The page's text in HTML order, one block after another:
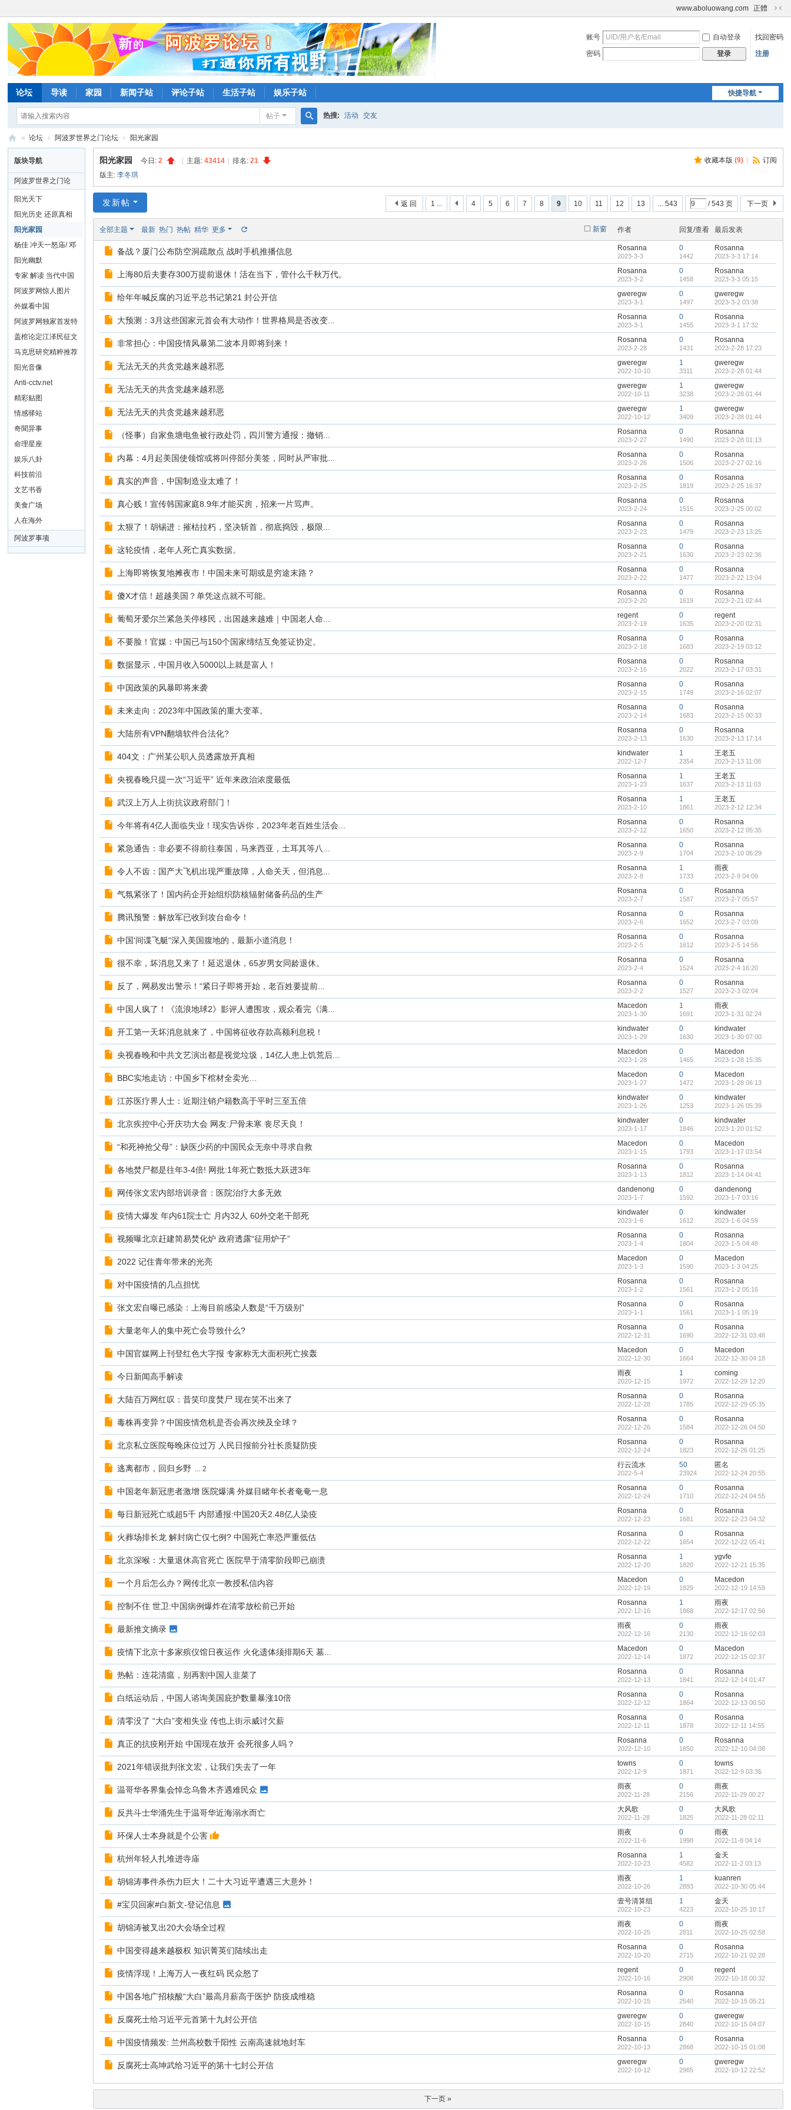
www.aboluowang.com 正體
切
到
账号 自动登录
找回密码
密码
登录 注册
快捷导航
论坛 导读 家园 新闻子站 评论子站 生活子站 娱乐子站
帖子
索
热搜: 活动 交友
波
罗
坛
» 论坛 › 阿波罗世界之门论坛 › 阳光家园
版块导航
阿波罗世界之门论
坛
阳光天下
阳光历史 还原真相
阳光家园
杨佳 冲天一怒庙/ 邓
玉娇论坛
阳光幽默
专家 解读 当代中国
阿波罗网惊人图片
外媒看中国
阿波罗网独家首发特
稿报道
盖棺论定江泽民征文
马克思研究精粹推荐
文章
阳光音像
Anti-cctv.net
精彩贴图
情感驿站
奇聞异事
命理星座
娱乐八卦
科技前沿
文艺书香
美食广场
人在海外
阿波罗事项
收藏本版 (9) 订阅
阳光家园 今日:2 主题:43414 排名:21
版主:李冬琪
1 ... 4 5 6 7 8 9 10 11 12 13 ... 543 / 543 页 下一页
返 回
发新帖
新窗
全部主题 最新 热门 热帖 精华 更多 作者 回复/查看 最后发表
备战？厦门公布防空洞疏散点 战时手机推播信息 Rosanna
2023-3-3
0
1442
Rosanna
2023-3-3 17:14
上海80后夫妻存300万提前退休！活在当下，管什么千秋万代。 Rosanna
2023-3-2
0
1458
Rosanna
2023-3-3 05:15
给年年喊反腐的习近平总书记第21 封公开信 gweregw
2023-3-1
0
1497
gweregw
2023-3-2 03:38
大预测：3月这些国家元首会有大动作！世界格局是否改变... Rosanna
2023-3-1
0
1455
Rosanna
2023-3-1 17:32
非常担心：中国疫情风暴第二波本月即将到来！ Rosanna
2023-2-28
0
1431
Rosanna
2023-2-28 17:23
无法无天的共贪党越来越邪恶 gweregw
2022-10-10
1
3311
gweregw
2023-2-28 01:44
无法无天的共贪党越来越邪恶 gweregw
2022-10-11
1
3238
gweregw
2023-2-28 01:44
无法无天的共贪党越来越邪恶 gweregw
2022-10-12
1
3409
gweregw
2023-2-28 01:44
（怪事）自家鱼塘电鱼被行政处罚，四川警方通报：撤销... Rosanna
2023-2-27
0
1490
Rosanna
2023-2-28 01:13
内幕：4月起美国使领馆或将叫停部分美签，同时从严审批... Rosanna
2023-2-26
0
1506
Rosanna
2023-2-27 02:16
真实的声音，中国制造业太难了！ Rosanna
2023-2-25
0
1819
Rosanna
2023-2-25 16:37
真心贱！宣传韩国家庭8.9年才能买房，招来一片骂声。 Rosanna
2023-2-24
0
1515
Rosanna
2023-2-25 00:02
太狠了！胡锡进：摧枯拉朽，坚决斩首，彻底捣毁，极限... Rosanna
2023-2-23
0
1479
Rosanna
2023-2-23 13:25
这轮疫情，老年人死亡真实数据。 Rosanna
2023-2-21
0
1630
Rosanna
2023-2-23 02:36
上海即将恢复地摊夜市！中国未来可期或是穷途末路？ Rosanna
2023-2-22
0
1477
Rosanna
2023-2-22 13:04
傻X才信！超越美国？单凭这点就不可能。 Rosanna
2023-2-20
0
1619
Rosanna
2023-2-21 02:44
葡萄牙爱尔兰紧急关停移民，出国越来越难｜中国老人命... regent
2023-2-19
0
1635
regent
2023-2-20 02:31
不要脸！官媒：中国已与150个国家缔结互免签证协定。 Rosanna
2023-2-18
0
1683
Rosanna
2023-2-19 03:12
数据显示，中国月收入5000以上就是富人！ Rosanna
2023-2-16
0
2022
Rosanna
2023-2-17 03:31
中国政策的风暴即将来袭 Rosanna
2023-2-15
0
1749
Rosanna
2023-2-16 02:07
未来走向：2023年中国政策的重大变革。 Rosanna
2023-2-14
0
1683
Rosanna
2023-2-15 00:33
大陆所有VPN翻墙软件合法化? Rosanna
2023-2-13
0
1630
Rosanna
2023-2-13 17:14
404文：广州某公职人员透露放开真相 kindwater
2022-12-7
1
2354
王老五
2023-2-13 11:08
央视春晚只提一次“习近平” 近年来政治浓度最低 Rosanna
2023-1-23
1
1637
王老五
2023-2-13 11:03
武汉上万人上街抗议政府部门！ Rosanna
2023-2-10
1
1861
王老五
2023-2-12 12:34
今年将有4亿人面临失业！现实告诉你，2023年老百姓生活会... Rosanna
2023-2-12
0
1650
Rosanna
2023-2-12 05:35
紧急通告：非必要不得前往泰国，马来西亚，土耳其等八... Rosanna
2023-2-9
0
1704
Rosanna
2023-2-10 06:29
令人不齿：国产大飞机出现严重故障，人命关天，但消息... Rosanna
2023-2-8
1
1733
雨夜
2023-2-9 04:09
气氛紧张了！国内药企开始组织防核辐射储备药品的生产 Rosanna
2023-2-7
0
1587
Rosanna
2023-2-7 05:57
腾讯预警：解放军已收到攻台命令！ Rosanna
2023-2-6
0
1652
Rosanna
2023-2-7 03:09
中国‘间谍飞艇“深入美国腹地的，最新小道消息！ Rosanna
2023-2-5
0
1612
Rosanna
2023-2-5 14:56
很不幸，坏消息又来了！延迟退休，65岁男女同龄退休。 Rosanna
2023-2-4
0
1524
Rosanna
2023-2-4 16:20
反了，网易发出警示！“紧日子即将开始，老百姓要提前... Rosanna
2023-2-2
0
1527
Rosanna
2023-2-3 02:04
中国人疯了！《流浪地球2》影评人遭围攻，观众看完《满... Macedon
2023-1-30
1
1691
雨夜
2023-1-31 02:24
开工第一天坏消息就来了，中国将征收存款高额利息税！ kindwater
2023-1-29
0
1630
kindwater
2023-1-30 07:00
央视春晚和中共文艺演出都是视觉垃圾，14亿人患上饥荒后... Macedon
2023-1-28
0
1465
Macedon
2023-1-28 15:35
BBC实地走访：中国乡下棺材全卖光… Macedon
2023-1-27
0
1472
Macedon
2023-1-28 06:13
江苏医疗界人士：近期注销户籍数高于平时三至五倍 kindwater
2023-1-26
0
1253
kindwater
2023-1-26 05:39
北京疾控中心开庆功大会 网友:尸骨未寒 丧尽天良！ kindwater
2023-1-17
0
1846
kindwater
2023-1-20 01:52
“和死神抢父母”：缺医少药的中国民众无奈中寻求自救 Macedon
2023-1-15
0
1793
Macedon
2023-1-17 03:54
各地焚尸都是往年3-4倍! 网批:1年死亡数抵大跃进3年 Rosanna
2023-1-13
0
1812
Rosanna
2023-1-14 04:41
网传张文宏内部培训录音：医院治疗大多无效 dandenong
2023-1-7
0
1592
dandenong
2023-1-7 03:16
疫情大爆发 年内61院士亡 月内32人 60外交老干部死 kindwater
2023-1-6
0
1612
kindwater
2023-1-6 04:59
视频曝北京赶建简易焚化炉 政府透露“征用炉子” Rosanna
2023-1-4
0
1804
Rosanna
2023-1-5 04:48
2022 记住青年带来的光亮 Macedon
2023-1-3
0
1590
Macedon
2023-1-3 04:25
对中国疫情的几点担忧 Rosanna
2023-1-2
0
1561
Rosanna
2023-1-2 05:16
张文宏自曝已感染：上海目前感染人数是“千万级别” Rosanna
2023-1-1
0
1561
Rosanna
2023-1-1 05:19
大量老年人的集中死亡会导致什么? Rosanna
2022-12-31
0
1690
Rosanna
2022-12-31 03:48
中国官媒网上刊登红色大字报 专家称无大面积死亡挨轰 Macedon
2022-12-30
0
1664
Macedon
2022-12-30 04:18
今日新闻高手解读 雨夜
2020-12-15
1
1972
coming
2022-12-29 12:20
大陆百万网红叹：昔笑印度焚尸 现在笑不出来了 Rosanna
2022-12-28
0
1785
Rosanna
2022-12-29 05:35
毒株再变异？中国疫情危机是否会再次殃及全球？ Rosanna
2022-12-26
0
1584
Rosanna
2022-12-26 04:50
北京私立医院每晚床位过万 人民日报前分社长质疑防疫 Rosanna
2022-12-24
0
1823
Rosanna
2022-12-26 01:25
逃离都市，回归乡野 ... 2 行云流水
2022-5-4
50
23924
匿名
2022-12-24 20:55
中国老年新冠患者激增 医院爆满 外媒目睹年长者奄奄一息 Rosanna
2022-12-24
0
1710
Rosanna
2022-12-24 04:55
每日新冠死亡或超5千 内部通报:中国20天2.48亿人染疫 Rosanna
2022-12-23
0
1681
Rosanna
2022-12-23 04:32
火葬场排长龙 解封病亡仅七例? 中国死亡率恐严重低估 Rosanna
2022-12-22
0
1654
Rosanna
2022-12-22 05:41
北京深喉：大量退休高官死亡 医院早于清零阶段即已崩溃 Rosanna
2022-12-20
1
1820
ygvfe
2022-12-21 15:35
一个月后怎么办？网传北京一教授私信内容 Macedon
2022-12-19
0
1829
Macedon
2022-12-19 14:59
控制不住 世卫:中国病例爆炸在清零放松前已开始 Rosanna
2022-12-16
1
1868
雨夜
2022-12-17 02:56
最新推文摘录 雨夜
2022-12-16
0
2130
雨夜
2022-12-16 02:03
疫情下北京十多家殡仪馆日夜运作 火化遗体须排期6天 墓... Macedon
2022-12-14
0
1872
Macedon
2022-12-15 02:37
热帖：连花清瘟，别再割中国人韭菜了 Rosanna
2022-12-13
0
1841
Rosanna
2022-12-14 01:47
白纸运动后，中国人谘询美国庇护数量暴涨10倍 Rosanna
2022-12-12
0
1864
Rosanna
2022-12-13 00:50
清零没了 “大白”变相失业 传也上街示威讨欠薪 Rosanna
2022-12-11
0
1878
Rosanna
2022-12-11 14:55
真正的抗疫刚开始 中国现在放开 会死很多人吗？ Rosanna
2022-12-10
0
1850
Rosanna
2022-12-10 04:08
2021年错误批判张文宏，让我们失去了一年 towns
2022-12-9
0
1871
towns
2022-12-9 03:35
温哥华各界集会悼念乌鲁木齐遇难民众 雨夜
2022-11-28
0
2156
雨夜
2022-11-29 00:27
反共斗士华涌先生于温哥华近海溺水而亡 大风歌
2022-11-28
0
1825
大风歌
2022-11-28 02:11
环保人士本身就是个公害 雨夜
2022-11-6
0
1998
雨夜
2022-11-8 04:14
杭州年轻人扎堆进寺庙 Rosanna
2022-10-23
1
4582
金天
2022-11-2 03:13
胡锦涛事件杀伤力巨大！二十大习近平遭遇三大意外！ 雨夜
2022-10-26
1
2893
kuanren
2022-10-30 05:44
#宝贝回家#白新文-登记信息 壹号清算组
2022-10-23
1
4223
金天
2022-10-25 10:17
胡锦涛被叉出20大会场全过程 雨夜
2022-10-25
0
2811
雨夜
2022-10-25 02:58
中国变得越来越极权 知识菁英们陆续出走 Rosanna
2022-10-20
0
2715
Rosanna
2022-10-21 02:28
疫情浮现！上海万人一夜红码 民众怒了 regent
2022-10-16
0
2908
regent
2022-10-18 00:32
中国各地广招核酸“大白”最高月薪高于医护 防疫成维稳 Rosanna
2022-10-15
0
2540
Rosanna
2022-10-15 05:21
反腐死士给习近平元首第十九封公开信 gweregw
2022-10-15
0
2840
gweregw
2022-10-15 04:07
中国疫情频发: 兰州高校数千阳性 云南高速就地封车 Rosanna
2022-10-13
0
2868
Rosanna
2022-10-15 01:08
反腐死士高坤武给习近平的第十七封公开信 gweregw
2022-10-12
0
2965
gweregw
2022-10-12 22:52
下一页 »